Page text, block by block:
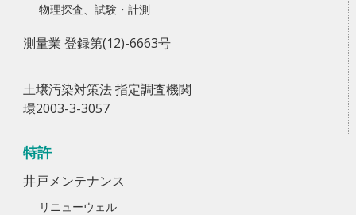
物理探査、試験・計測
測量業 登録第(12)-6663号
土壌汚染対策法 指定調査機関
環2003-3-3057
特許
井戸メンテナンス
リニューウェル